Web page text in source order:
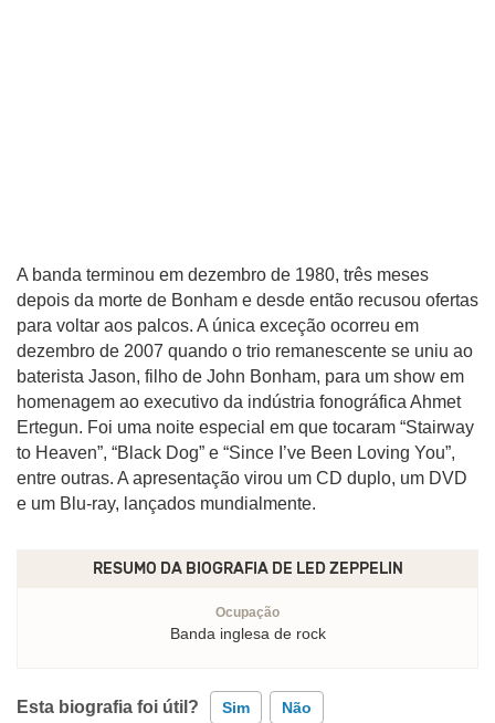
A banda terminou em dezembro de 1980, três meses
depois da morte de Bonham e desde então recusou ofertas
para voltar aos palcos. A única exceção ocorreu em
dezembro de 2007 quando o trio remanescente se uniu ao
baterista Jason, filho de John Bonham, para um show em
homenagem ao executivo da indústria fonográfica Ahmet
Ertegun. Foi uma noite especial em que tocaram “Stairway
to Heaven”, “Black Dog” e “Since I’ve Been Loving You”,
entre outras. A apresentação virou um CD duplo, um DVD
e um Blu-ray, lançados mundialmente.
RESUMO DA BIOGRAFIA DE LED ZEPPELIN
Ocupação
Banda inglesa de rock
Esta biografia foi útil? Sim Não